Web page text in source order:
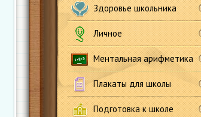
Здоровье школьника
Личное
Ментальная арифметика
Плакаты для школы
Подготовка к школе